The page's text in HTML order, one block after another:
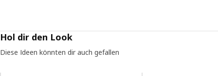
Hol dir den Look
Diese Ideen könnten dir auch gefallen